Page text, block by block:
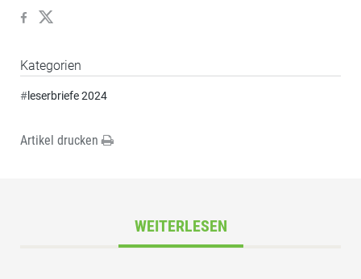
Kategorien
#leserbriefe 2024
Artikel drucken
WEITERLESEN